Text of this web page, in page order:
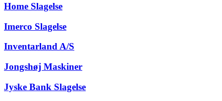
Home Slagelse
Imerco Slagelse
Inventarland A/S
Jongshøj Maskiner
Jyske Bank Slagelse